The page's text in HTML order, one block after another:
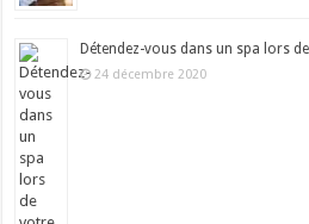
Détendez-vous dans un spa lors
24 décembre 2020